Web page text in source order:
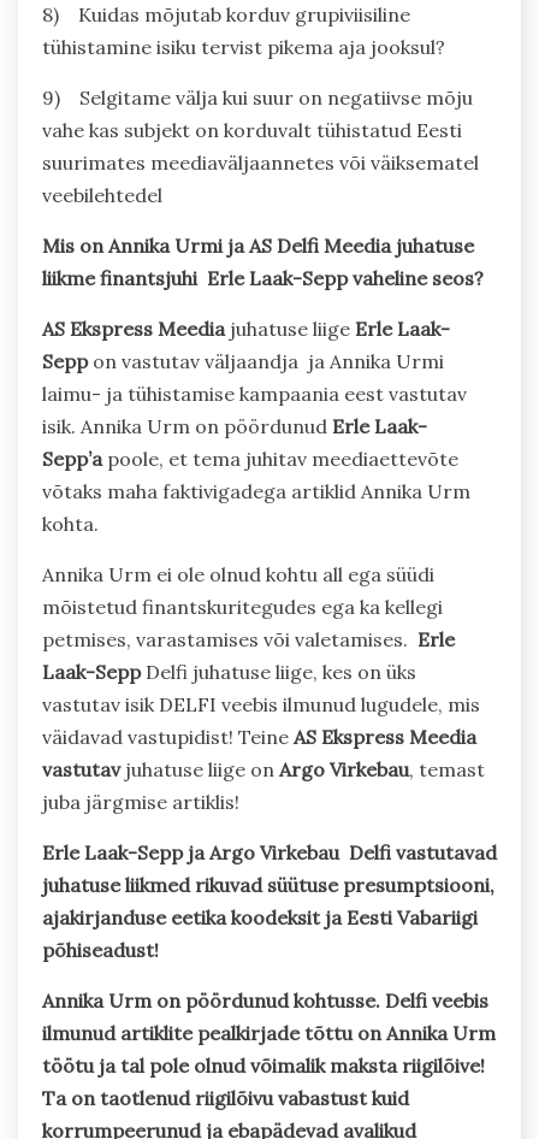
8) Kuidas mõjutab korduv grupiviisiline
tühistamine isiku tervist pikema aja jooksul?
9) Selgitame välja kui suur on negatiivse mõju
vahe kas subjekt on korduvalt tühistatud Eesti
suurimates meediaväljaannetes või väiksematel
veebilehtedel
Mis on Annika Urmi ja AS Delfi Meedia juhatuse
liikme finantsjuhi Erle Laak-Sepp vaheline seos?
AS Ekspress Meedia juhatuse liige Erle Laak-
Seppon vastutav väljaandja ja Annika Urmi
laimu- ja tühistamise kampaania eest vastutav
isik. Annika Urm on pöördunud Erle Laak-
Sepp’a poole, et tema juhitav meediaettevõte
võtaks maha faktivigadega artiklid Annika Urm
kohta.
Annika Urm ei ole olnud kohtu all ega süüdi
mõistetud finantskuritegudes ega ka kellegi
petmises, varastamises või valetamises. Erle
Laak-SeppDelfi juhatuse liige, kes on üks
vastutav isik DELFI veebis ilmunud lugudele, mis
väidavad vastupidist! Teine AS Ekspress Meedia
vastutav juhatuse liige on Argo Virkebau, temast
juba järgmise artiklis!
Erle Laak-Sepp ja Argo Virkebau Delfi vastutavad
juhatuse liikmed rikuvad süütuse presumptsiooni,
ajakirjanduse eetika koodeksit ja Eesti Vabariigi
põhiseadust!
Annika Urm on pöördunud kohtusse. Delfi veebis
ilmunud artiklite pealkirjade tõttu on Annika Urm
töötu ja tal pole olnud võimalik maksta riigilõive!
Ta on taotlenud riigilõivu vabastust kuid
korrumpeerunud ja ebapädevad avalikud